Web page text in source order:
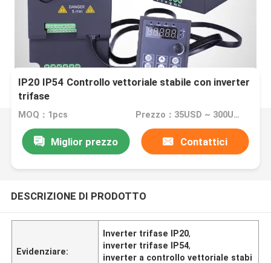
IP20 IP54 Controllo vettoriale stabile con inverter
trifase
MOQ：1pcs Prezzo：35USD ~ 300USD
Miglior prezzo Contattici
DESCRIZIONE DI PRODOTTO
Evidenziare:
Inverter trifase IP20,
inverter trifase IP54,
inverter a controllo vettoriale stabi